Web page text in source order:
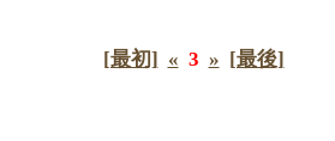
[最初] « 3 » [最後]